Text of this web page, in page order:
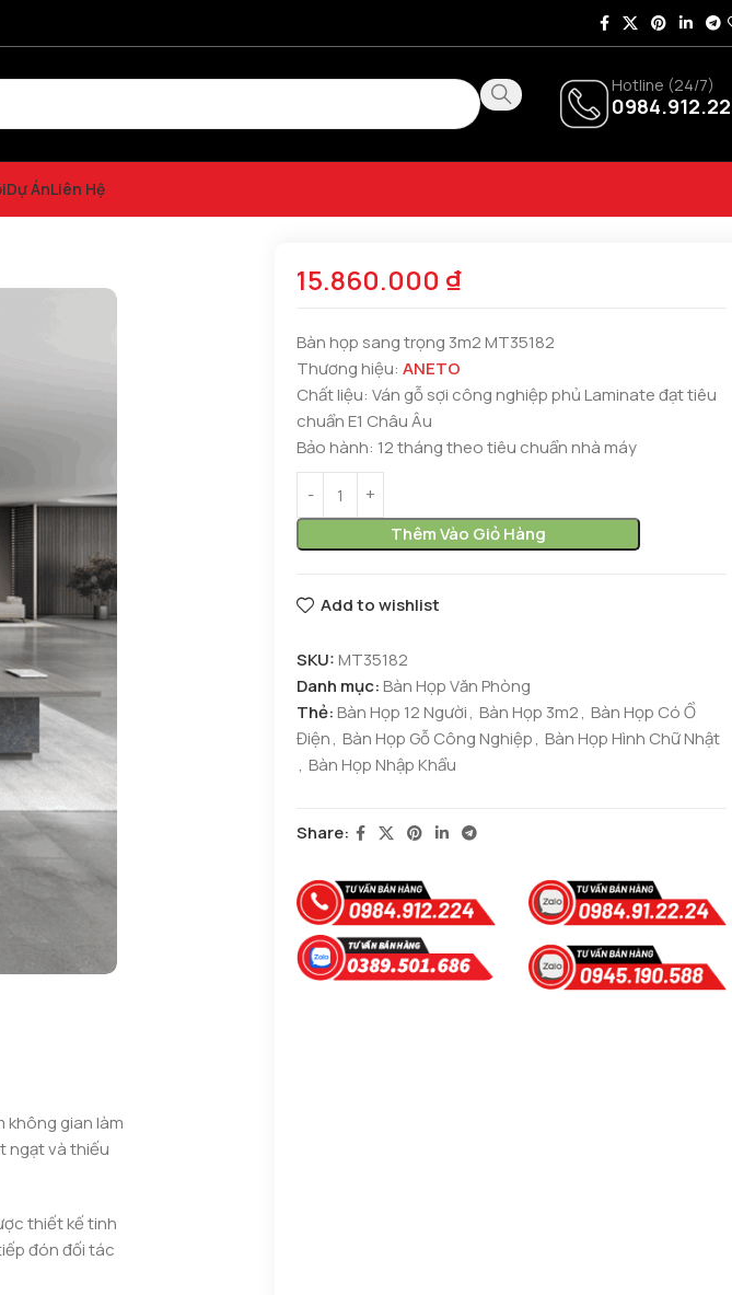
Hotline (24/7)
Dự ÁnLiên Hệ
không gian làm
ngạt và thiếu
thiết kế tinh
đón đối tác
15.860.000 ₫
Bàn họp sang trọng 3m2 MT35182
Thương hiệu: ANETO
Chất liệu: Ván gỗ sợi công nghiệp phủ Laminate đạt tiêu
chuẩn E1 Châu Âu
Bảo hành: 12 tháng theo tiêu chuẩn nhà máy
Thêm Vào Giỏ Hàng
Add to wishlist
SKU:MT35182
Danh mục:Bàn Họp Văn Phòng
Thẻ:Bàn Họp 12 Người, Bàn Họp 3m2, Bàn Họp Có Ổ
Điện, Bàn Họp Gỗ Công Nghiệp, Bàn Họp Hình Chữ Nhật
, Bàn Họp Nhập Khẩu
Share: